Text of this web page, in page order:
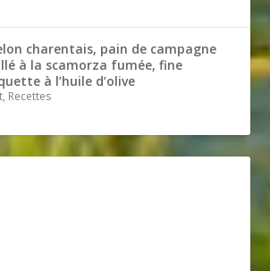
charentais, pain de campagne
à la scamorza fumée, fine
à l’huile d’olive
Recettes